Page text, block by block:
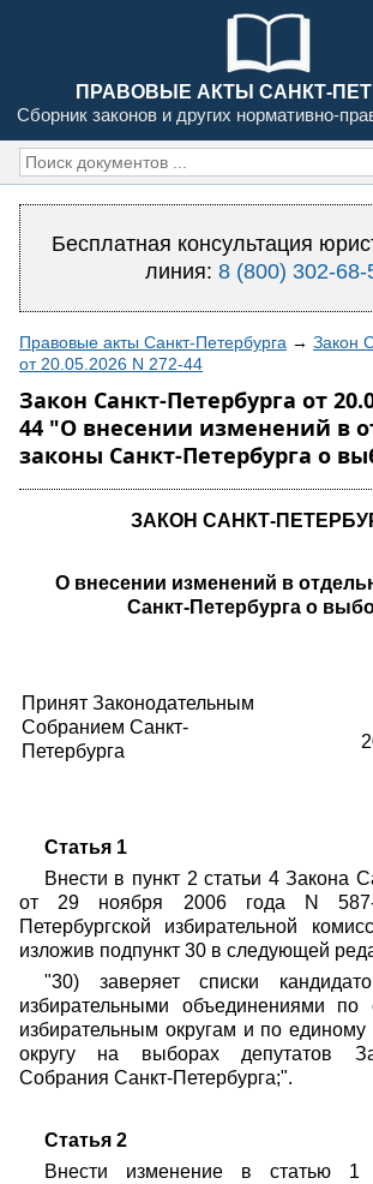
ПРАВОВЫЕ АКТЫ САНКТ-
Сборник законов и других нормативно-
Бесплатная консультация
линия:8 (800) 302-68-
Правовые акты Санкт-Петербурга → Закон
от 20.05.2026 N 272-44
Закон Санкт-Петербурга от
44 "О внесении изменений в
законы Санкт-Петербурга о
ЗАКОН САНКТ-
О внесении изменений в
Санкт-Петербурга о
Принят Законодательным
Собранием Санкт-
Петербурга
Статья 1
Внести в пункт 2 статьи 4 Закона
от 29 ноября 2006 года N
Петербургской избирательной
изложив подпункт 30 в следующей
"30) заверяет списки
избирательными объединениями по
избирательным округам и по единому
округу на выборах депутатов
Собрания Санкт-Петербурга;".
Статья 2
Внести изменение в статью 1